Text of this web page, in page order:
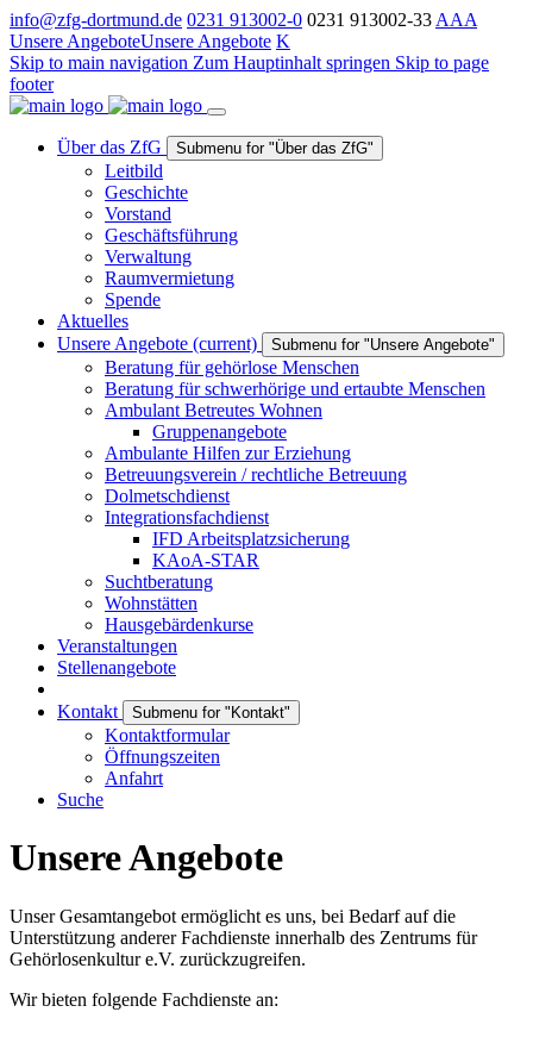
info@zfg-dortmund.de 0231 913002-0 0231 913002-33 AAA
Unsere AngeboteUnsere Angebote K
Skip to main navigation Zum Hauptinhalt springen Skip to page
footer
Über das ZfG Submenu for "Über das ZfG"
Leitbild
Geschichte
Vorstand
Geschäftsführung
Verwaltung
Raumvermietung
Spende
Aktuelles
Unsere Angebote (current) Submenu for "Unsere Angebote"
Beratung für gehörlose Menschen
Beratung für schwerhörige und ertaubte Menschen
Ambulant Betreutes Wohnen
Gruppenangebote
Ambulante Hilfen zur Erziehung
Betreuungsverein / rechtliche Betreuung
Dolmetschdienst
Integrationsfachdienst
IFD Arbeitsplatzsicherung
KAoA-STAR
Suchtberatung
Wohnstätten
Hausgebärdenkurse
Veranstaltungen
Stellenangebote
Kontakt Submenu for "Kontakt"
Kontaktformular
Öffnungszeiten
Anfahrt
Suche
Unsere Angebote
Unser Gesamtangebot ermöglicht es uns, bei Bedarf auf die
Unterstützung anderer Fachdienste innerhalb des Zentrums für
Gehörlosenkultur e.V. zurückzugreifen.
Wir bieten folgende Fachdienste an: